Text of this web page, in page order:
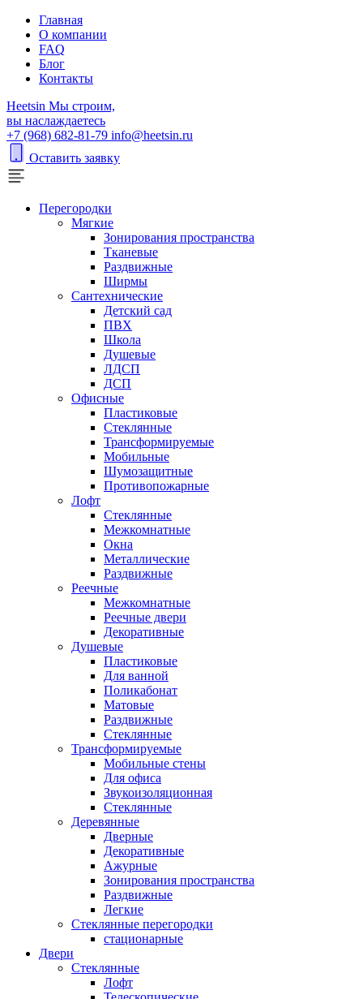
Главная
О компании
FAQ
Блог
Контакты
Heetsin Мы строим,
вы наслаждаетесь
+7 (968) 682-81-79 info@heetsin.ru
Оставить заявку
Перегородки
Мягкие
Зонирования пространства
Тканевые
Раздвижные
Ширмы
Сантехнические
Детский сад
ПВХ
Школа
Душевые
ЛДСП
ДСП
Офисные
Пластиковые
Стеклянные
Трансформируемые
Мобильные
Шумозащитные
Противопожарные
Лофт
Стеклянные
Межкомнатные
Окна
Металлические
Раздвижные
Реечные
Межкомнатные
Реечные двери
Декоративные
Душевые
Пластиковые
Для ванной
Поликабонат
Матовые
Раздвижные
Стеклянные
Трансформируемые
Мобильные стены
Для офиса
Звукоизоляционная
Стеклянные
Деревянные
Дверные
Декоративные
Ажурные
Зонирования пространства
Раздвижные
Легкие
Стеклянные перегородки
стационарные
Двери
Стеклянные
Лофт